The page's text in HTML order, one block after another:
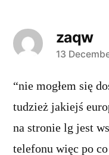
zaqw
says:
13
“nie mogłem się
tudzież jakiejś
na stronie lg jest
telefonu więc po